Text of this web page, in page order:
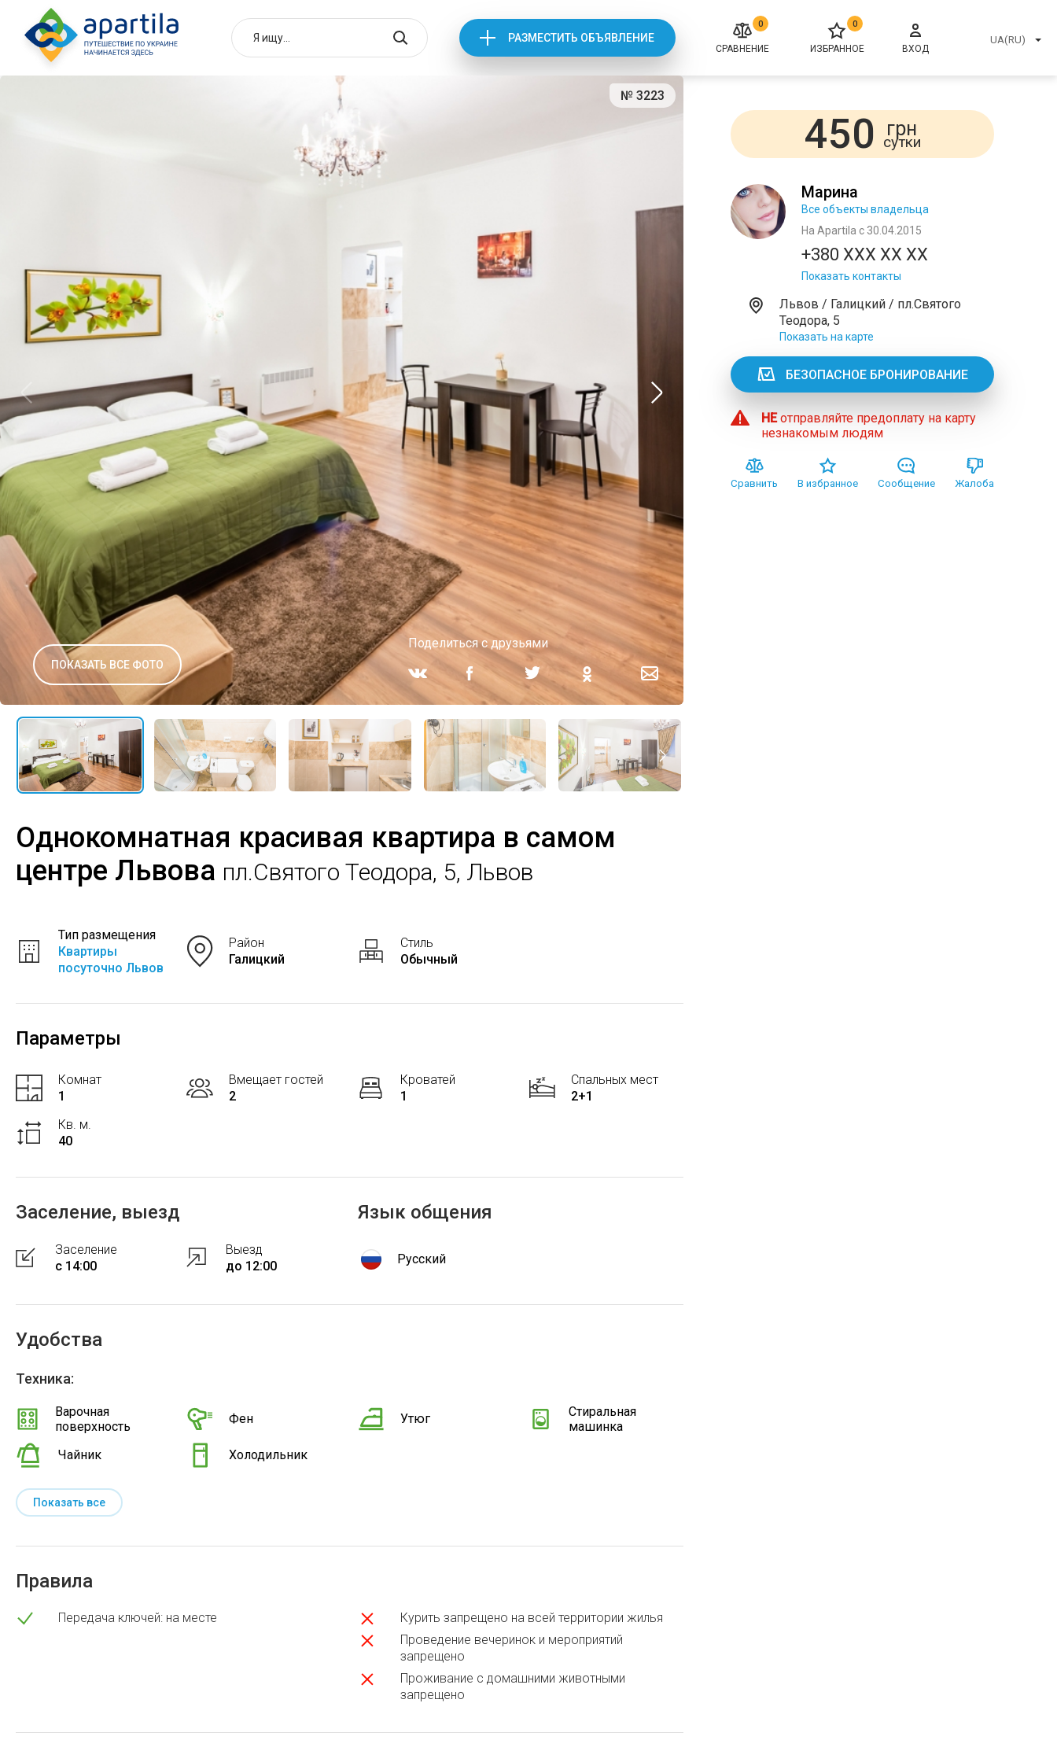
РАЗМЕСТИТЬ ОБЪЯВЛЕНИЕ
0
СРАВНЕНИЕ
0
ИЗБРАННОЕ ВХОД
UA(RU)
№ 3223
ПОКАЗАТЬ ВСЕ ФОТО
Поделиться с друзьями
Однокомнатная красивая квартира в самом
центре Львова пл.Святого Теодора, 5, Львов
Тип размещения
Квартиры
посуточно Львов
Район
Галицкий
Стиль
Обычный
Параметры
Комнат
1
Вмещает гостей
2
Кроватей
1
Спальных мест
2+1
Кв. м.
40
Заселение, выезд
Заселение
с 14:00
Выезд
до 12:00
Язык общения
Русский
Удобства
Техника:
Варочная
поверхность
Фен Утюг
Стиральная
машинка
Чайник
Холодильник
Показать все
Правила
Передача ключей: на месте
Курить запрещено на всей территории жилья
Проведение вечеринок и мероприятий
запрещено
Проживание с домашними животными
запрещено
450 грн
сутки
Марина
Все объекты владельца
На Apartila с 30.04.2015
+380 XXX XX XX
Показать контакты
Львов / Галицкий / пл.Святого
Теодора, 5
Показать на карте
БЕЗОПАСНОЕ БРОНИРОВАНИЕ
НЕотправляйте предоплату на карту
незнакомым людям
Сравнить В избранное Сообщение Жалоба